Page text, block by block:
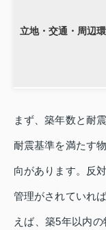
立地・交通・周辺
まず、築年数と耐
耐震基準を満たす
向があります。反
管理がされていれ
えば、築5年以内